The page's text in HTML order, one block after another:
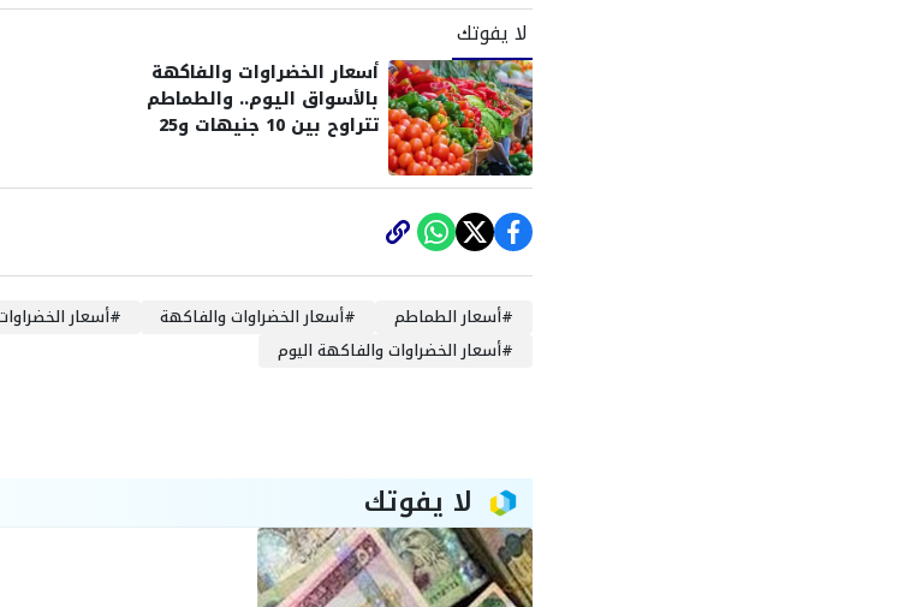
لا يفوتك
أسعار الخضراوات والفاكهة
بالأسواق اليوم.. والطماطم
تتراوح بين 10 جنيهات و25
#أسعار الطماطم #أسعار الخضراوات والفاكهة #أسعار
#أسعار الخضراوات والفاكهة اليوم
لا يفوتك